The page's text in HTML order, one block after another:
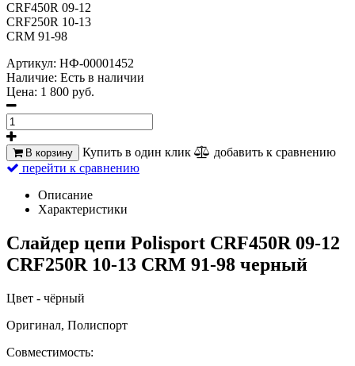
CRF450R 09-12
CRF250R 10-13
CRM 91-98
Артикул: НФ-00001452
Наличие: Есть в наличии
Цена: 1 800 руб.
В корзину Купить в один клик
добавить к сравнению
перейти к сравнению
Описание
Характеристики
Слайдер цепи Polisport CRF450R 09-12
CRF250R 10-13 CRM 91-98 черный
Цвет - чёрный
Оригинал, Полиспорт
Совместимость: